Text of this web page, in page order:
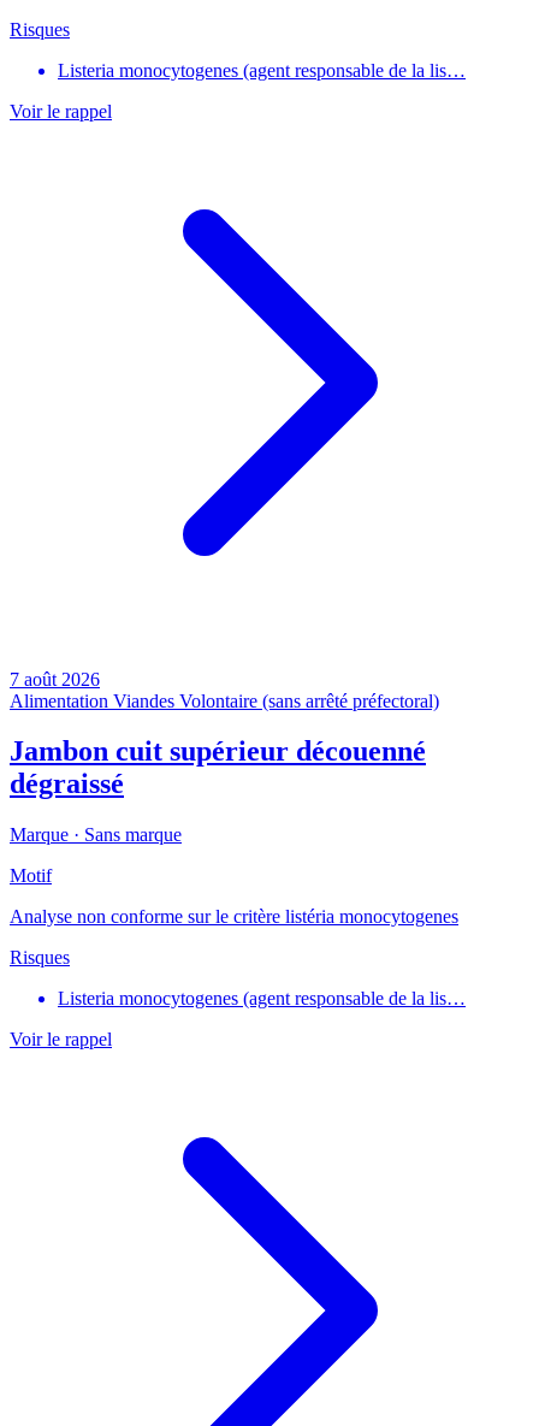
Risques
Listeria monocytogenes (agent responsable de la lis…
Voir le rappel
7 août 2026
Alimentation Viandes Volontaire (sans arrêté préfectoral)
Jambon cuit supérieur découenné
dégraissé
Marque · Sans marque
Motif
Analyse non conforme sur le critère listéria monocytogenes
Risques
Listeria monocytogenes (agent responsable de la lis…
Voir le rappel